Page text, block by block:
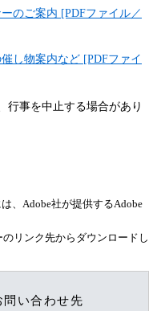
のご案内 [PDFファイル／
し物案内など [PDFファイ
行事を中止する場合があり
、Adobe社が提供するAdobe
リンク先からダウンロードし
問い合わせ先